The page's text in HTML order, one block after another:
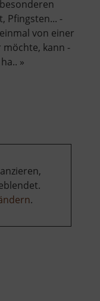
Pfingsten... -
von einer
möchte, kann -
»
.